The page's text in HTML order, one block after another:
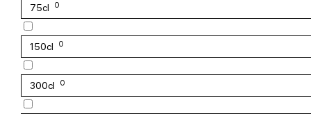
75cl 0
150cl 0
300cl 0